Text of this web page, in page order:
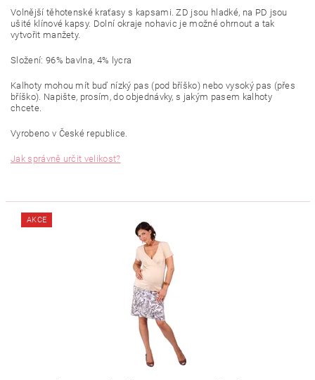
Volnější těhotenské kraťasy s kapsami. ZD jsou hladké, na PD jsou
ušité klínové kapsy. Dolní okraje nohavic je možné ohrnout a tak
vytvořit manžety.
Složení: 96% bavlna, 4% lycra
Kalhoty mohou mít buď nízký pas (pod bříško) nebo vysoký pas (přes
bříško). Napište, prosím, do objednávky, s jakým pasem kalhoty
chcete.
Vyrobeno v České republice.
Jak správně určit velikost?
AKCE